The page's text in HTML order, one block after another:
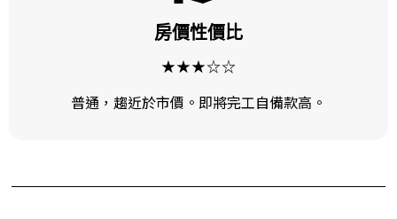
房價性價比
★★★☆☆
普通，趨近於市價。即將完工自備款高。